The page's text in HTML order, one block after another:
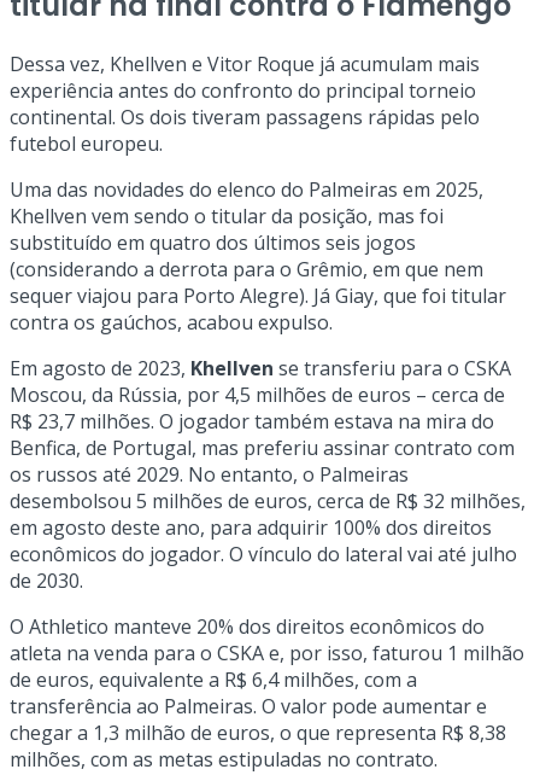
Dessa vez, Khellven e Vitor Roque já acumulam mais
experiência antes do confronto do principal torneio
continental. Os dois tiveram passagens rápidas pelo
futebol europeu.
Uma das novidades do elenco do Palmeiras em 2025,
Khellven vem sendo o titular da posição, mas foi
substituído em quatro dos últimos seis jogos
(considerando a derrota para o Grêmio, em que nem
sequer viajou para Porto Alegre). Já Giay, que foi titular
contra os gaúchos, acabou expulso.
Em agosto de 2023, Khellven se transferiu para o CSKA
Moscou, da Rússia, por 4,5 milhões de euros – cerca de
R$ 23,7 milhões. O jogador também estava na mira do
Benfica, de Portugal, mas preferiu assinar contrato com
os russos até 2029. No entanto, o Palmeiras
desembolsou 5 milhões de euros, cerca de R$ 32 milhões,
em agosto deste ano, para adquirir 100% dos direitos
econômicos do jogador. O vínculo do lateral vai até julho
de 2030.
O Athletico manteve 20% dos direitos econômicos do
atleta na venda para o CSKA e, por isso, faturou 1 milhão
de euros, equivalente a R$ 6,4 milhões, com a
transferência ao Palmeiras. O valor pode aumentar e
chegar a 1,3 milhão de euros, o que representa R$ 8,38
milhões, com as metas estipuladas no contrato.